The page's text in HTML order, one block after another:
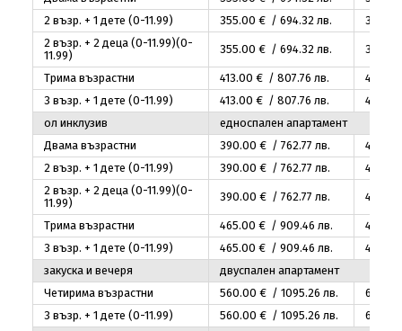
2 възр. + 1 дете (0-11.99)
355.00 € / 694.32лв. 375
2 възр. + 2 деца (0-11.99)(0-
11.99)
355.00 € / 694.32лв. 375
Трима възрастни 413.00 € / 807.76 лв. 433
3 възр. + 1 дете (0-11.99)
413.00 € / 807.76 лв. 433
ол инклузив
едноспален апартамент
Двама възрастни
390.00 € / 762.77 лв. 410
2 възр. + 1 дете (0-11.99)
390.00 € / 762.77 лв. 410
2 възр. + 2 деца (0-11.99)(0-
11.99)
390.00 € / 762.77 лв. 410
Трима възрастни 465.00 € / 909.46 лв. 485
3 възр. + 1 дете (0-11.99)
465.00 € / 909.46 лв. 485
закуска и вечеря
двуспален апартамент
Четирима възрастни
560.00 € / 1095.26 лв. 605
3 възр. + 1 дете (0-11.99)
560.00 € / 1095.26 лв. 605